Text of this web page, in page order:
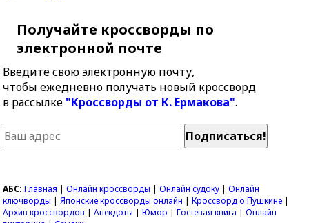
Получайте кроссворды по
электронной почте
Введите свою электронную почту,
чтобы ежедневно получать новый кроссворд
в рассылке "Кроссворды от К. Ермакова".
АБС: Главная |Онлайн кроссворды |Онлайн судоку |Онлайн
ключворды |Японские кроссворды онлайн |Кроссворд о Пушкине |
Архив кроссвордов |Анекдоты |Юмор |Гостевая книга |Онлайн